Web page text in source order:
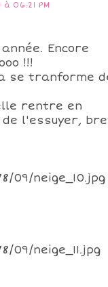
06:21 PM
Encore
!!!
se tranforme
rentre en
l'essuyer,